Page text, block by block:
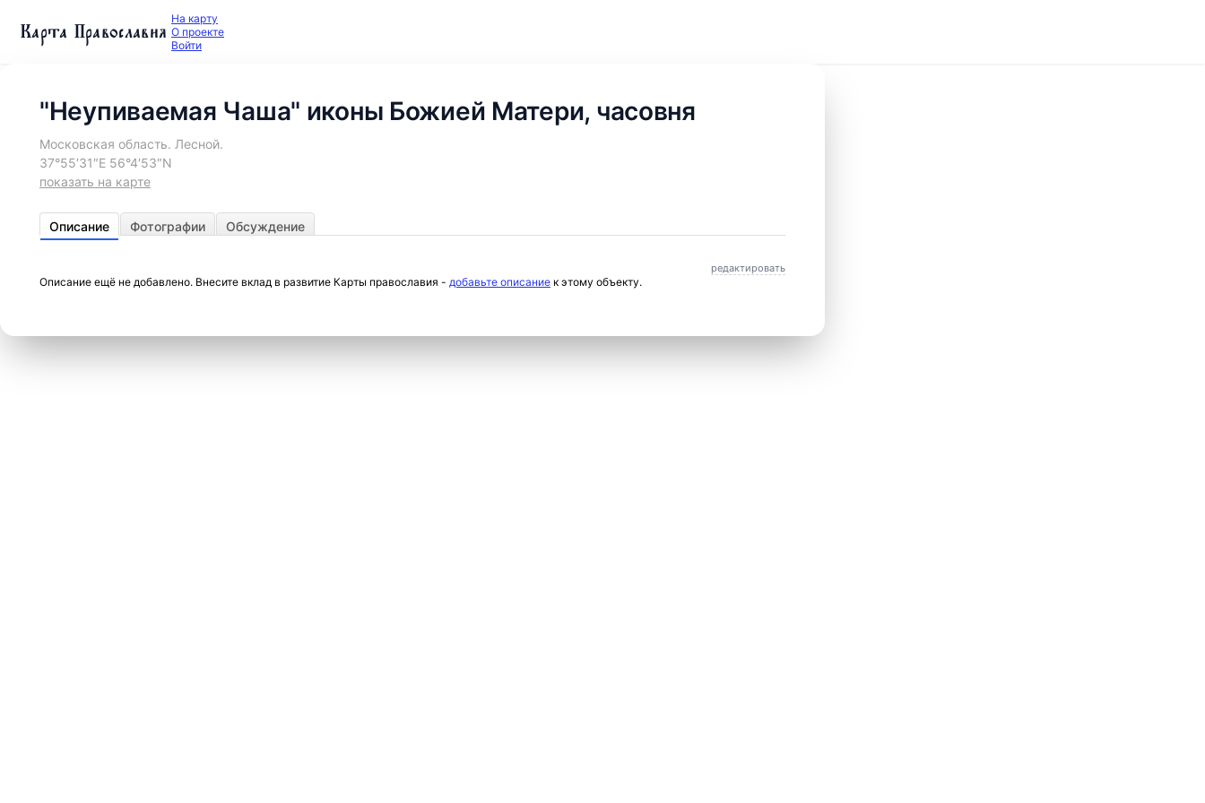
Карта Православия На карту
О проекте
Войти
"Неупиваемая Чаша" иконы Божией Матери, часовня
Московская область. Лесной.
37°55′31″E 56°4′53″N
показать на карте
Описание Фотографии Обсуждение
редактировать
Описание ещё не добавлено. Внесите вклад в развитие Карты православия - добавьте описание к этому объекту.